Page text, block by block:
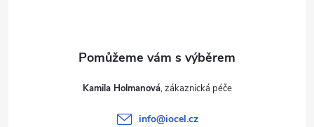
Kamila Holmanová
info@iocel.cz